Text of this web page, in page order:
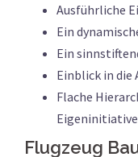
Ausführliche
Ein
Ein
Einblick in die
Flache
Eigeninitiative
Flugzeug